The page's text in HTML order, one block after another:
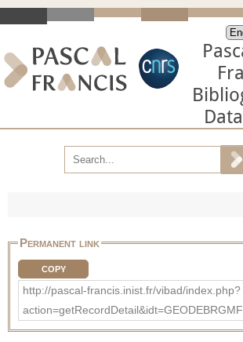
Permanent link
COPY
http://pascal-francis.inist.fr/vibad/index.php?